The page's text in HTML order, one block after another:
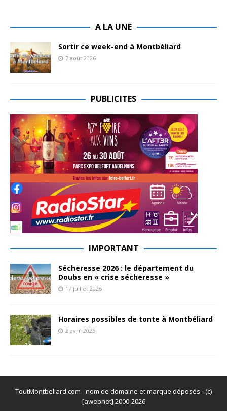
A LA UNE
Sortir ce week-end à Montbéliard
7 août 2026
PUBLICITES
IMPORTANT
Sécheresse 2026 : le département du
Doubs en « crise sécheresse »
17 juillet 2026
Horaires possibles de tonte à Montbéliard
2 avril 2026
ToutMontbeliard.com - nom de domaine et marque déposés - (c)
[awebnet] 2000-2026